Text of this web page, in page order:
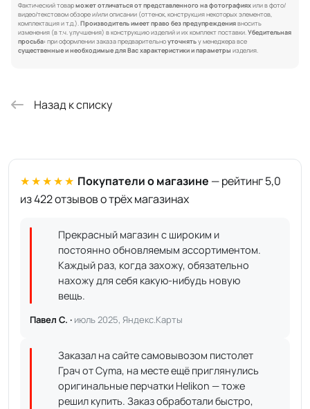
Фактический товарможет отличаться от представленного на фотографияхили в фото/
видео/текстовом обзоре и/или описании (оттенок, конструкция некоторых элементов,
комплектация и т.д.).Производитель имеет право без предупреждениявносить
изменения (в т.ч. улучшения) в конструкцию изделий и их комплект поставки.Убедительная
просьба: при оформлении заказа предварительноуточнятьу менеджера все
существенные и необходимые для Вас характеристики и параметры изделия.
Назад к списку
★★★★★ Покупатели о магазине — рейтинг 5,0
из 422 отзывов о трёх магазинах
Прекрасный магазин с широким и
постоянно обновляемым ассортиментом.
Каждый раз, когда захожу, обязательно
нахожу для себя какую-нибудь новую
вещь.
Павел С. · июль 2025, Яндекс.Карты
Заказал на сайте самовывозом пистолет
Грач от Cyma, на месте ещё приглянулись
оригинальные перчатки Helikon — тоже
решил купить. Заказ обработали быстро,